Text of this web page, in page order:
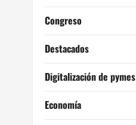
Congreso
Destacados
Digitalización de pymes
Economía